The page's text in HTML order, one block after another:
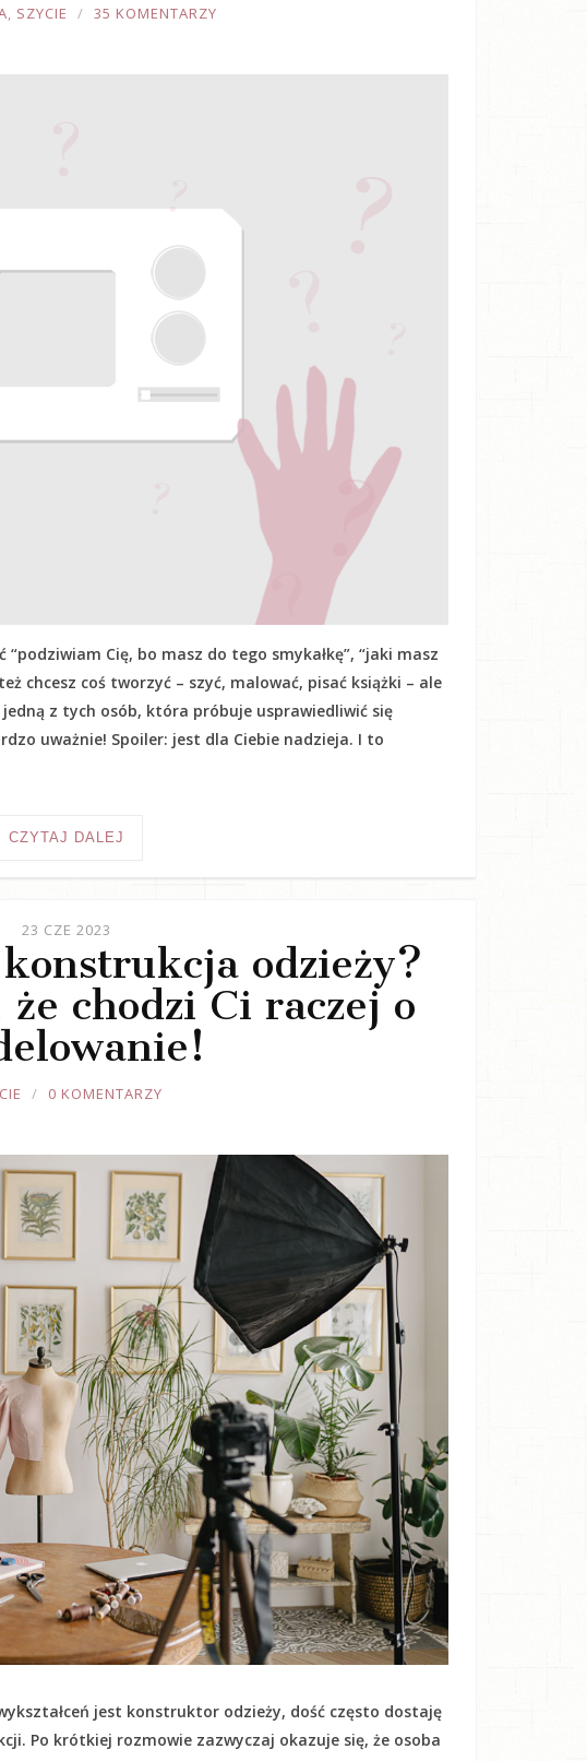
, SZYCIE 35 KOMENTARZY
Cię, bo masz do tego smykałkę”, “jaki masz
chcesz coś tworzyć – szyć, malować, pisać książki – ale
z tych osób, która próbuje usprawiedliwić się
uważnie! Spoiler: jest dla Ciebie nadzieja. I to
CZYTAJ DALEJ
23 CZE 2023
odzieży?
że chodzi Ci raczej o
0 KOMENTARZY
jest konstruktor odzieży, dość często dostaję
Po krótkiej rozmowie zazwyczaj okazuje się, że osoba